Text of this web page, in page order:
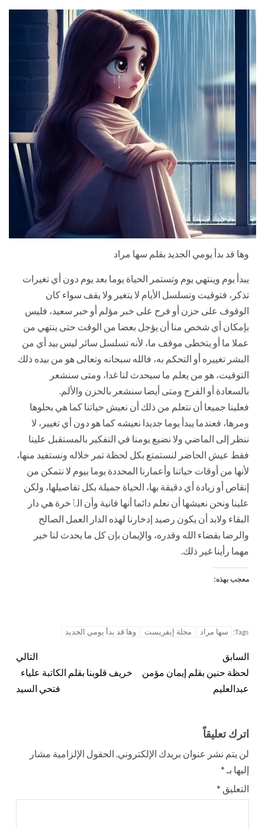
وها قد بدأ يومي الجديد بقلم سها مراد
يبدأ يوم وينتهي يوم وتستمر الحياة يوما بعد يوم دون أي تغيرات
تذكر، فتوقيت وتسلسل الأيام لا يتغير ولا يقف سواء كان
الوقوف على حزن أو فرح على خبر مؤلم أو خبر سعيد، فليس
بإمكان أي شخص منا أن يؤجل بعضا من الوقت حتى ينتهي من
عملا ما أو يتخطى موقف ما، لأنه تسلسل سائر ليس بيد أي من
البشر تغييره أو التحكم به، فالله سبحانه وتعالى هو من بيده ذلك
التوقيت، هو من يعلم ما سيحدث لنا غدا، ومتى سنشعر
بالسعادة أو الفرح ومتى أيضا سنشعر بالحزن والألم.
فعلينا جميعا أن نتعلم من ذلك أن نعيش حياتنا كما هي بحلوها
ومرها، فعندما يبدأ يوما جديدا نعيشه كما هو دون أي تغيير، لا
ننظر إلى الماضي ولا نضيع يومنا في التفكير بالمستقبل علينا
فقط عيش الحاضر لنستمتع بكل لحظة تمر خلاله ونستفيد منها،
لأنها من أوقات حياتنا وأعمارنا المحددة يوما بيوم لا نتمكن من
إنقاص أو زيادة أي دقيقة بها، الحياة جميلة بكل تفاصيلها، ولكن
علينا ونحن نعيشها أن نعلم دائما أنها فانية وأن الٱخرة هي دار
البقاء ولابد أن يكون رصيد إدخارنا لهذه الدار العمل الصالح
والرضا بقضاء الله وقدره، والإيمان بإن كل ما يحدث لنا خير
مهما رأينا غير ذلك.
معجب بهذه:
Tags: سها مراد مجلة إيفريست وها قد بدأ يومي الجديد
السابق
لحظة حنين بقلم إيمان مؤمن
عبدالعليم
التالي
خريف قلوبنا بقلم الكاتبة علياء
فتحي السيد
اترك تعليقاً
لن يتم نشر عنوان بريدك الإلكتروني. الحقول الإلزامية مشار
إليها بـ *
التعليق *